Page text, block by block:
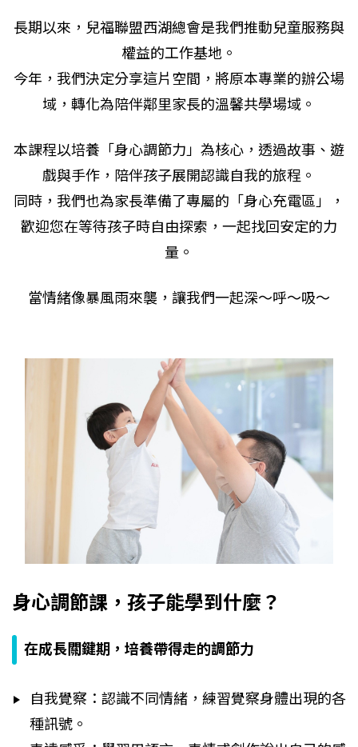
長期以來，兒福聯盟西湖總會是我們推動兒童服務與
權益的工作基地。
今年，我們決定分享這片空間，將原本專業的辦公場
域，轉化為陪伴鄰里家長的溫馨共學場域。
本課程以培養「身心調節力」為核心，透過故事、遊
戲與手作，陪伴孩子展開認識自我的旅程。
同時，我們也為家長準備了專屬的「身心充電區」，
歡迎您在等待孩子時自由探索，一起找回安定的力
量。
當情緒像暴風雨來襲，讓我們一起深～呼～吸～
身心調節課，孩子能學到什麼？
在成長關鍵期，培養帶得走的調節力
自我覺察：認識不同情緒，練習覺察身體出現的各
種訊號。